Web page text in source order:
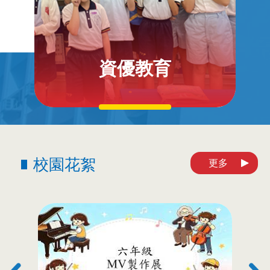
資優教育
校園花絮 更多